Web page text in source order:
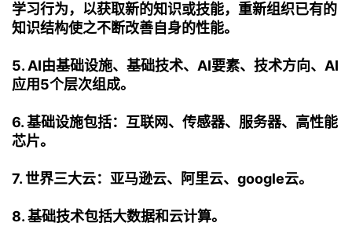
客
论
的
子
我
直
播
的
活
动
我
的
关
注
我
的
开
我
的
我
学习行为，以获取新的知识或技能，重新组织已有的
知识结构使之不断改善自身的性能。
5. AI由基础设施、基础技术、AI要素、技术方向、AI
应用5个层次组成。
6. 基础设施包括：互联网、传感器、服务器、高性能
芯片。
7. 世界三大云：亚马逊云、阿里云、google云。
8. 基础技术包括大数据和云计算。